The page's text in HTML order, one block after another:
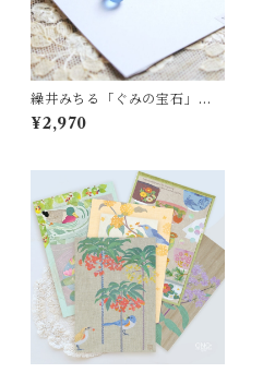
繰井みちる「ぐみの宝石」イ
ヤリング・ピアス - A
¥2,970